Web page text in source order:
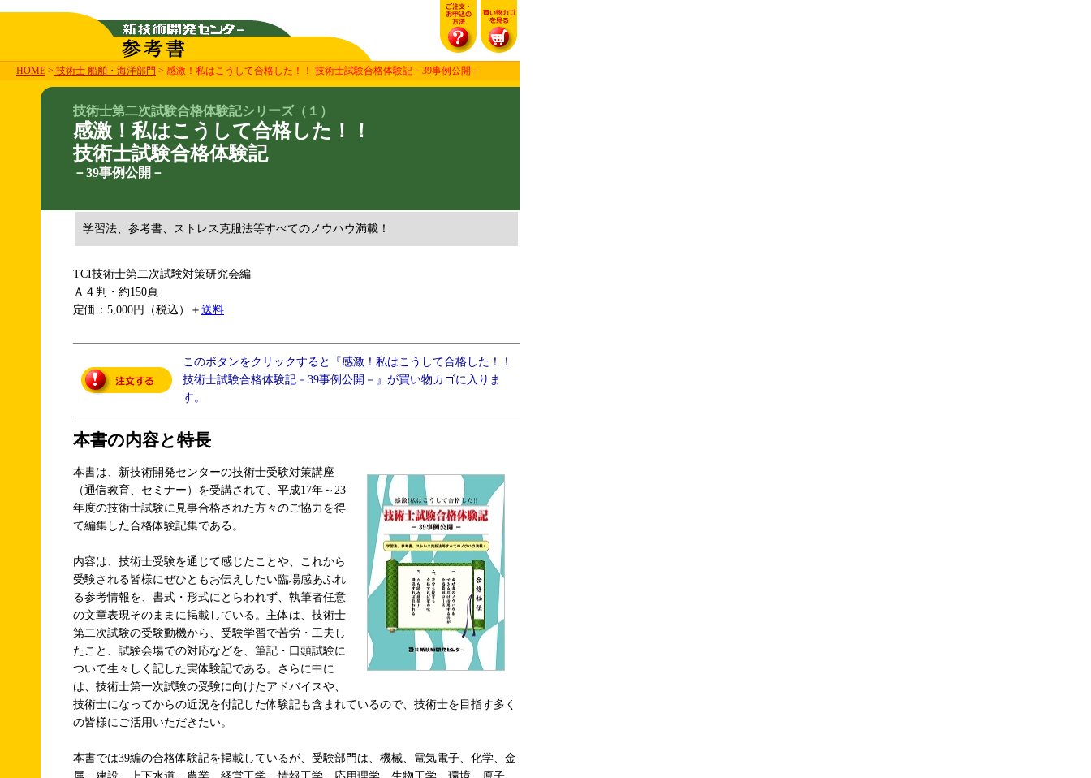
HOME > 技術士 船舶・海洋部門 > 感激！私はこうして合格した！！ 技術士試験合格体験記－39事例公開－
技術士第二次試験合格体験記シリーズ（１）
感激！私はこうして合格した！！
技術士試験合格体験記
－39事例公開－
学習法、参考書、ストレス克服法等すべてのノウハウ満載！
TCI技術士第二次試験対策研究会編
Ａ４判・約150頁
定価：5,000円（税込）＋ 送料
このボタンをクリックすると『感激！私はこうして合格した！！
技術士試験合格体験記－39事例公開－』が買い物カゴに入りま
す。
本書の内容と特長
本書は、新技術開発センターの技術士受験対策講座
（通信教育、セミナー）を受講されて、平成17年～23
年度の技術士試験に見事合格された方々のご協力を得
て編集した合格体験記集である。
内容は、技術士受験を通じて感じたことや、これから
受験される皆様にぜひともお伝えしたい臨場感あふれ
る参考情報を、書式・形式にとらわれず、執筆者任意
の文章表現そのままに掲載している。主体は、技術士
第二次試験の受験動機から、受験学習で苦労・工夫し
たこと、試験会場での対応などを、筆記・口頭試験に
ついて生々しく記した実体験記である。さらに中に
は、技術士第一次試験の受験に向けたアドバイスや、
技術士になってからの近況を付記した体験記も含まれているので、技術士を目指す多く
の皆様にご活用いただきたい。
本書では39編の合格体験記を掲載しているが、受験部門は、機械、電気電子、化学、金